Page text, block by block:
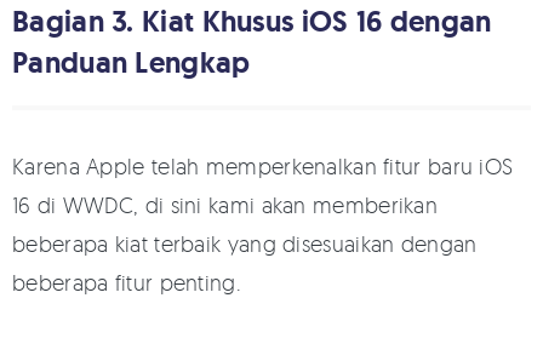
Bagian 3. Kiat Khusus iOS 16 dengan
Panduan Lengkap
Karena Apple telah memperkenalkan fitur baru iOS
16 di WWDC, di sini kami akan memberikan
beberapa kiat terbaik yang disesuaikan dengan
beberapa fitur penting.